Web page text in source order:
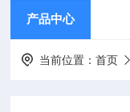
产品中心
当前位置：首页